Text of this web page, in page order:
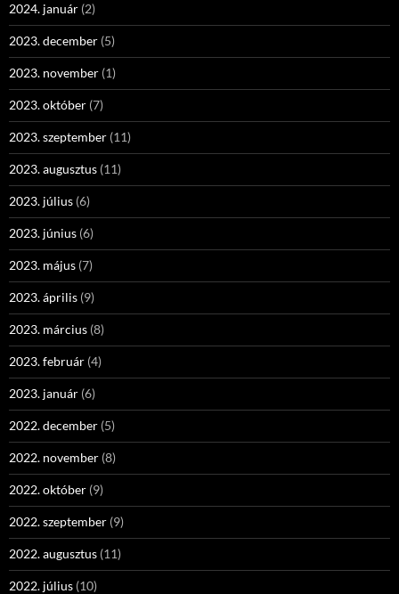
2024. január (2)
2023. december (5)
2023. november (1)
2023. október (7)
2023. szeptember (11)
2023. augusztus (11)
2023. július (6)
2023. június (6)
2023. május (7)
2023. április (9)
2023. március (8)
2023. február (4)
2023. január (6)
2022. december (5)
2022. november (8)
2022. október (9)
2022. szeptember (9)
2022. augusztus (11)
2022. július (10)